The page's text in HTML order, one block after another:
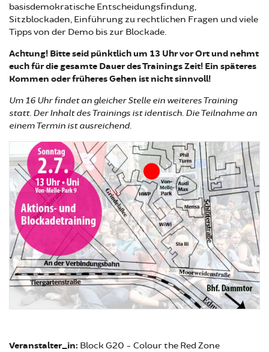
basisdemokratische Entscheidungsfindung,
Sitzblockaden, Einführung zu rechtlichen Fragen und viele
Tipps von der Demo bis zur Blockade.
Achtung! Bitte seid pünktlich um 13 Uhr vor Ort und nehmt
euch für die gesamte Dauer des Trainings Zeit! Ein späteres
Kommen oder früheres Gehen ist nicht sinnvoll!
Um 16 Uhr findet an gleicher Stelle ein weiteres Training
statt. Der Inhalt des Trainings ist identisch. Die Teilnahme an
einem Termin ist ausreichend.
Veranstalter_in: Block G20 - Colour the Red Zone